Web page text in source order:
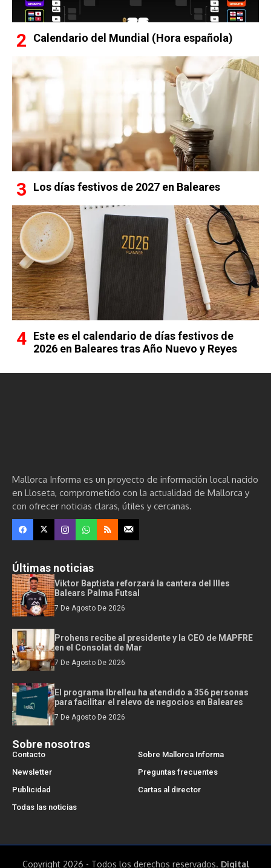
Calendario del Mundial (Hora española)
Los días festivos de 2027 en Baleares
Este es el calendario de días festivos de
2026 en Baleares tras Año Nuevo y Reyes
Mallorca Informa es un proyecto de información local nacido
en Lloseta, comprometido con la actualidad de Mallorca y
con ofrecer noticias claras, útiles y cercanas.
Últimas noticias
Viktor Baptista reforzará la cantera del Illes
Balears Palma Futsal
7 De Agosto De 2026
Prohens recibe al presidente y la CEO de MAPFRE
en el Consolat de Mar
7 De Agosto De 2026
El programa Ibrelleu ha atendido a 356 personas
para facilitar el relevo de negocios en Baleares
7 De Agosto De 2026
Sobre nosotros
Contacto
Sobre Mallorca Informa
Newsletter
Preguntas frecuentes
Publicidad
Cartas al director
Todas las noticias
Copyright 2026 - Todos los derechos reservados. Digital